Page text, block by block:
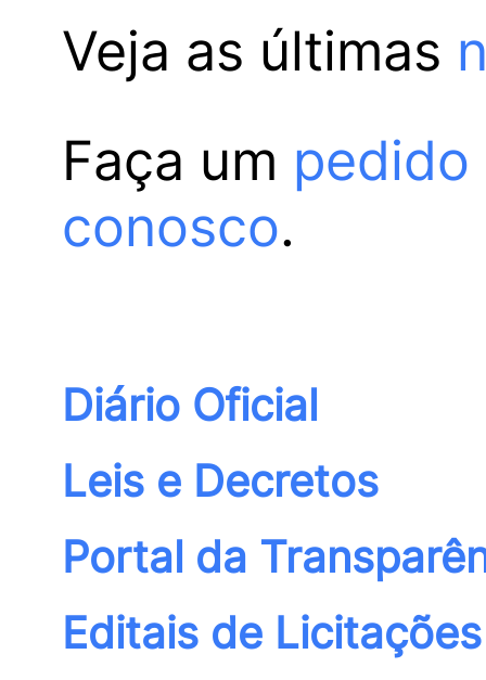
Veja as últimas
Faça um pedido
conosco.
Diário Oficial
Leis e Decretos
Portal da
Editais de Licitações